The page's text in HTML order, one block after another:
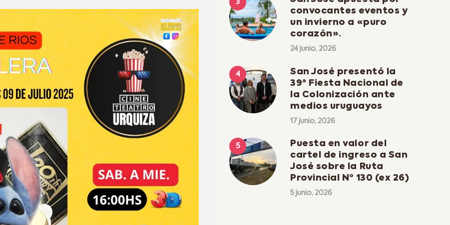
convocantes eventos y
un invierno a «puro
corazón».
24 junio, 2026
San José presentó la
39ª Fiesta Nacional de
la Colonización ante
medios uruguayos
17 junio, 2026
Puesta en valor del
cartel de ingreso a San
José sobre la Ruta
Provincial Nº 130 (ex 26)
5 junio, 2026